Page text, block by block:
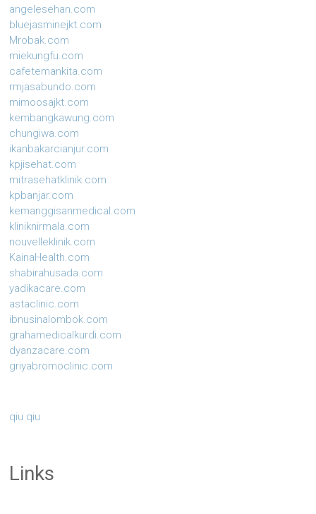
angelesehan.com
bluejasminejkt.com
Mrobak.com
miekungfu.com
cafetemankita.com
rmjasabundo.com
mimoosajkt.com
kembangkawung.com
chungiwa.com
ikanbakarcianjur.com
kpjisehat.com
mitrasehatklinik.com
kpbanjar.com
kemanggisanmedical.com
kliniknirmala.com
nouvelleklinik.com
KainaHealth.com
shabirahusada.com
yadikacare.com
astaclinic.com
ibnusinalombok.com
grahamedicalkurdi.com
dyanzacare.com
griyabromoclinic.com
qiu qiu
Links